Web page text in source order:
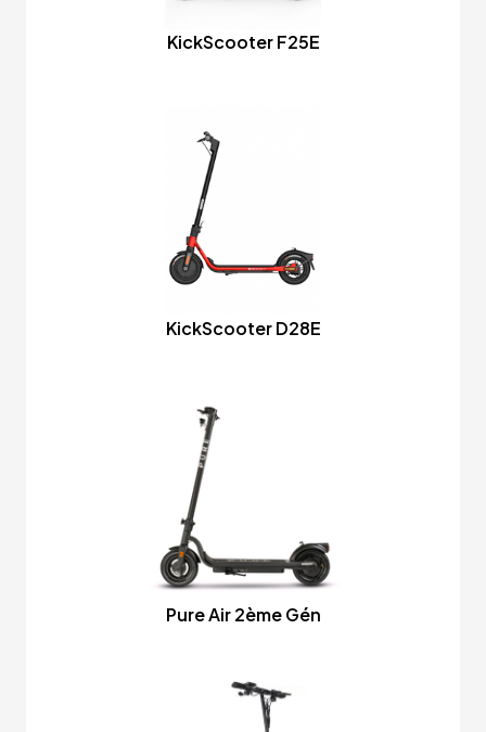
KickScooter F25E
KickScooter D28E
Pure Air 2ème Gén